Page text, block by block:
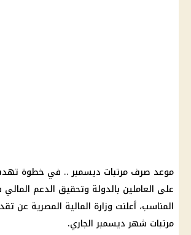
موعد صرف مرتبات ديسمبر .. في خطوة
على العاملين بالدولة وتحقيق الدعم
المناسب، أعلنت وزارة المالية المصرية عن
مرتبات شهر ديسمبر الجاري.